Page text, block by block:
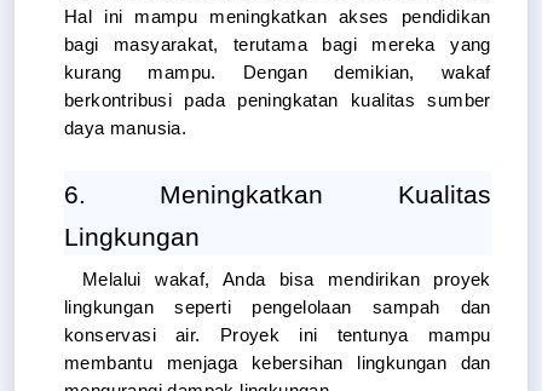
Hal ini mampu meningkatkan akses pendidikan
bagi masyarakat, terutama bagi mereka yang
kurang mampu. Dengan demikian, wakaf
berkontribusi pada peningkatan kualitas sumber
daya manusia.
6. Meningkatkan Kualitas
Lingkungan
Melalui wakaf, Anda bisa mendirikan proyek
lingkungan seperti pengelolaan sampah dan
konservasi air. Proyek ini tentunya mampu
membantu menjaga kebersihan lingkungan dan